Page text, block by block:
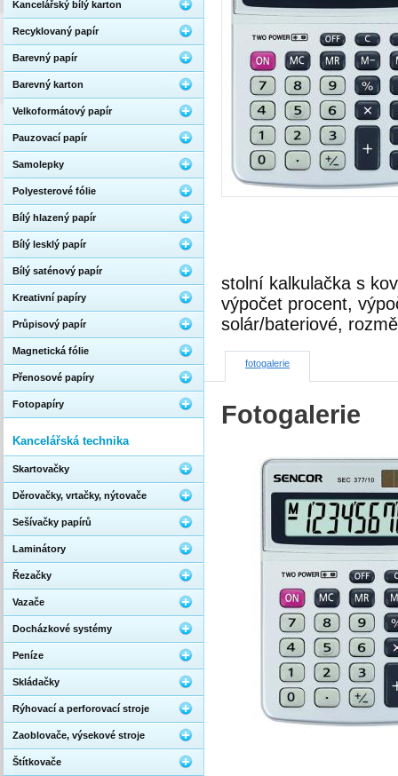
stolní kalkulačka s
výpočet procent,
solár/bateriové,
fotogalerie
Fotogalerie
Kancelářský bílý karton
Recyklovaný papír
Barevný papír
Barevný karton
Velkoformátový papír
Pauzovací papír
Samolepky
Polyesterové fólie
Bílý hlazený papír
Bílý lesklý papír
Bílý saténový papír
Kreativní papíry
Průpisový papír
Magnetická fólie
Přenosové papíry
Fotopapíry
Kancelářská technika
Skartovačky
Děrovačky, vrtačky, nýtovače
Sešívačky papírů
Laminátory
Řezačky
Vazače
Docházkové systémy
Peníze
Skládačky
Rýhovací a perforovací stroje
Zaoblovače, výsekové stroje
Štítkovače